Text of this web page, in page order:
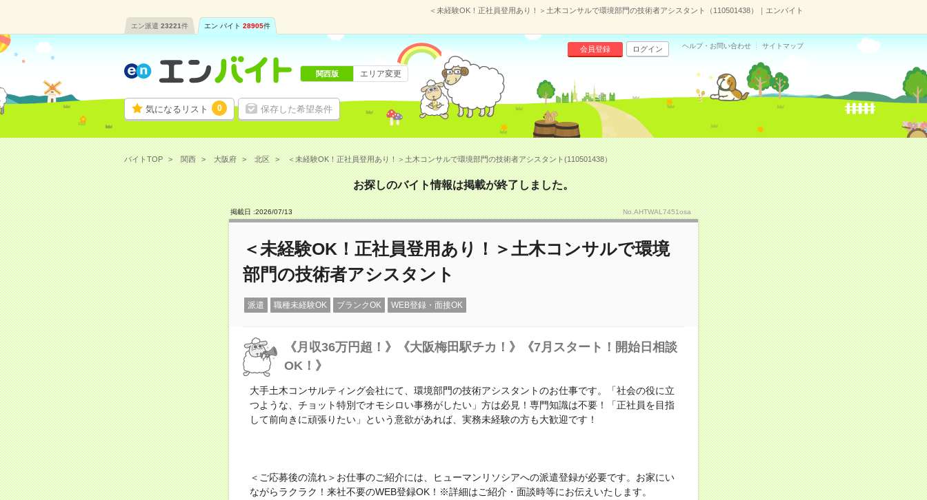
＜未経験OK！正社員登用あり！＞土木コンサルで環境部門の技術者アシスタント（110501438）｜エンバイト
エン派遣 23221件 エン バイト 28905件
気になるリスト 0 保存した希望条件
会員登録 ログイン ヘルプ・お問い合わせ サイトマップ
関西版 エリア変更
バイトTOP 関西 大阪府 北区 ＜未経験OK！正社員登用あり！＞土木コンサルで環境部門の技術者アシスタント(110501438）
お探しのバイト情報は掲載が終了しました。
掲載日 :2026/07/13 No.AHTWAL7451osa
＜未経験OK！正社員登用あり！＞土木コンサルで環境
部門の技術者アシスタント
派遣 職種未経験OK ブランクOK WEB登録・面接OK
《月収36万円超！》《大阪梅田駅チカ！》《7月スタート！開始日相談
OK！》
大手土木コンサルティング会社にて、環境部門の技術アシスタントのお仕事です。「社会の役に立
つような、チョット特別でオモシロい事務がしたい」方は必見！専門知識は不要！「正社員を目指
して前向きに頑張りたい」という意欲があれば、実務未経験の方も大歓迎です！
＜ご応募後の流れ＞お仕事のご紹介には、ヒューマンリソシアへの派遣登録が必要です。お家にい
ながらラクラク！来社不要のWEB登録OK！※詳細はご紹介・面談時等にお伝えいたします。